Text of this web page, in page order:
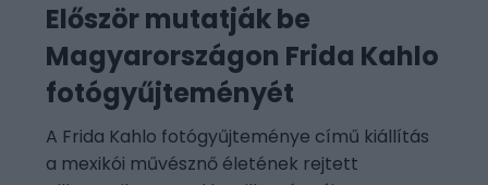
Először mutatják be
Magyarországon Frida Kahlo
fotógyűjteményét
A Frida Kahlo fotógyűjteménye című kiállítás
a mexikói művésznő életének rejtett